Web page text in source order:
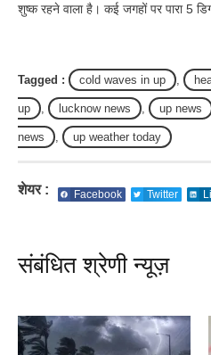
शुष्क रहने वाला है। कई जगहों पर पारा 5
Tagged : cold waves in up
up lucknow news up news
news up weather today
शेयर : Facebook Twitter
संबंधित श्रेणी न्यूज़